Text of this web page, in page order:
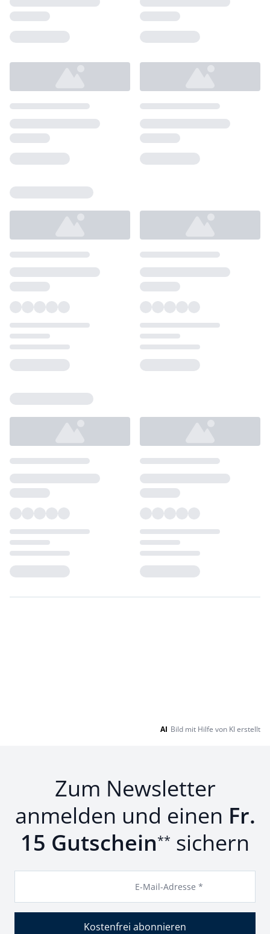
AI Bild mit Hilfe von KI erstellt
Zum Newsletter
anmelden und einen Fr.
15 Gutschein** sichern
E-Mail-Adresse *
Kostenfrei abonnieren